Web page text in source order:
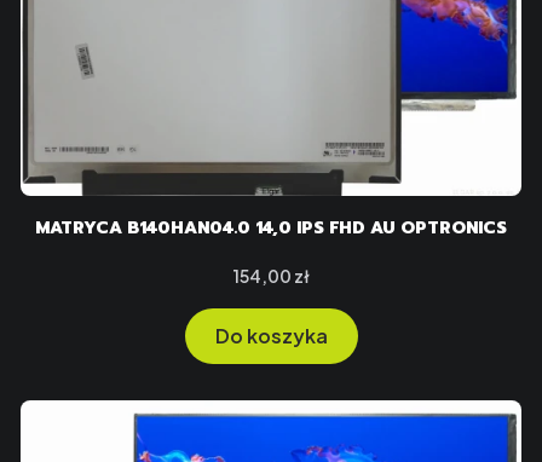
MATRYCA B140HAN04.0 14,0 IPS FHD AU OPTRONICS
Cena
154,00 zł
Do koszyka